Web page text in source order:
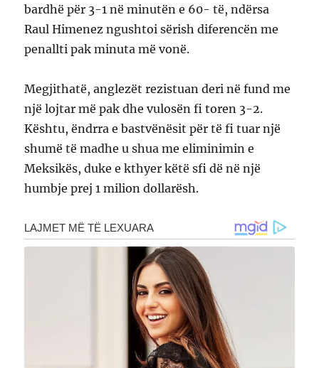
bardhë për 3-1 në minutën e 60- të, ndërsa
Raul Himenez ngushtoi sërish diferencën me
penallti pak minuta më vonë.
Megjithatë, anglezët rezistuan deri në fund me
një lojtar më pak dhe vulosën fi toren 3-2.
Kështu, ëndrra e bastvënësit për të fi tuar një
shumë të madhe u shua me eliminimin e
Meksikës, duke e kthyer këtë sfi dë në një
humbje prej 1 milion dollarësh.